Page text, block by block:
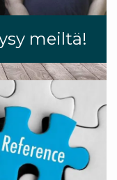
meiltä!